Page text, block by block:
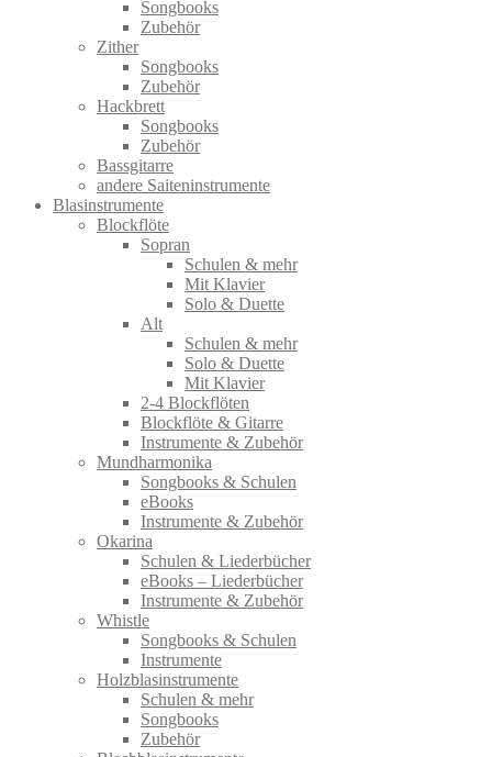
Songbooks
Zubehör
Zither
Songbooks
Zubehör
Hackbrett
Songbooks
Zubehör
Bassgitarre
andere Saiteninstrumente
Blasinstrumente
Blockflöte
Sopran
Schulen & mehr
Mit Klavier
Solo & Duette
Alt
Schulen & mehr
Solo & Duette
Mit Klavier
2-4 Blockflöten
Blockflöte & Gitarre
Instrumente & Zubehör
Mundharmonika
Songbooks & Schulen
eBooks
Instrumente & Zubehör
Okarina
Schulen & Liederbücher
eBooks – Liederbücher
Instrumente & Zubehör
Whistle
Songbooks & Schulen
Instrumente
Holzblasinstrumente
Schulen & mehr
Songbooks
Zubehör